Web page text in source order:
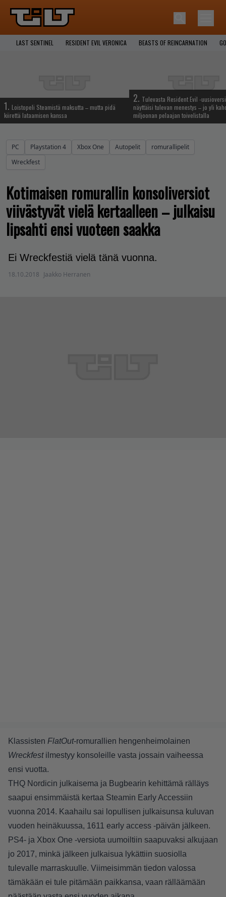
LAST SENTINEL RESIDENT EVIL VERONICA BEASTS OF REINCARNATION
1. Loistopeli Steamistä maksutta – mutta pidä
kiirettä lataamisen kanssa
2. Tulevasta Resident Evil -
näyttäisi tulevan menestys – jo yli
miljoonan pelaajan toivelistalla
PC Playstation 4 Xbox One Autopelit
romurallipelit
Wreckfest
Kotimaisen romurallin konsoliversiot
viivästyvät vielä kertaalleen – julkaisu
lipsahti ensi vuoteen saakka
Ei Wreckfestiä vielä tänä vuonna.
18.10.2018 Jaakko Herranen
Klassisten FlatOut-romurallien hengenheimolainen
Wreckfestilmestyy konsoleille vasta jossain vaiheessa
ensi vuotta.
THQ Nordicin julkaisema ja Bugbearin kehittämä rälläys
saapui ensimmäistä kertaa Steamin Early Accessiin
vuonna 2014. Kaahailu sai lopullisen julkaisunsa kuluvan
vuoden heinäkuussa, 1611 early access -päivän jälkeen.
PS4- ja Xbox One -versiota uumoiltiin saapuvaksi alkujaan
jo 2017, minkä jälkeen julkaisua lykättiin suosiolla
tulevalle marraskuulle. Viimeisimmän tiedon valossa
tämäkään ei tule pitämään paikkansa, vaan rälläämään